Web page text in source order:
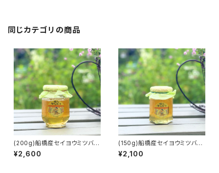
同じカテゴリの商品
(200g)船橋産セイヨウミツバチ
の百花蜜【オフィス蜂八】
¥2,600
(150g)船橋産セイヨウミツバチ
の百花蜜【オフィス蜂八】
¥2,100